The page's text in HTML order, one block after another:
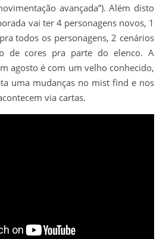
avançada”). Além disto
vai ter 4 personagens novos, 1
todos os personagens, 2 cenários
de cores pra parte do elenco. A
agosto é com um velho conhecido,
uma mudanças no mist find e nos
via cartas.